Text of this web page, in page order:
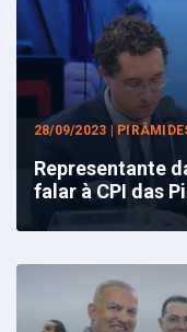
28/09/2023 |
Representante
falar à CPI das